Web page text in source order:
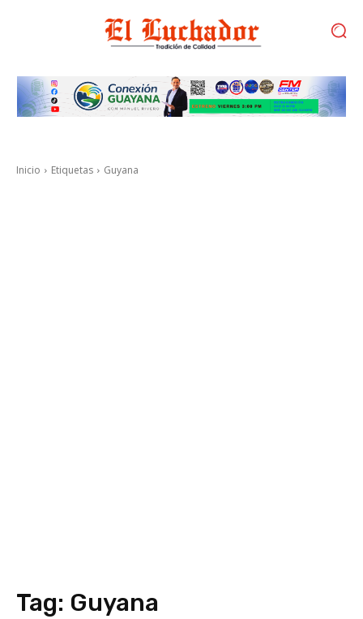
Inicio Etiquetas Guyana
Tag: Guyana